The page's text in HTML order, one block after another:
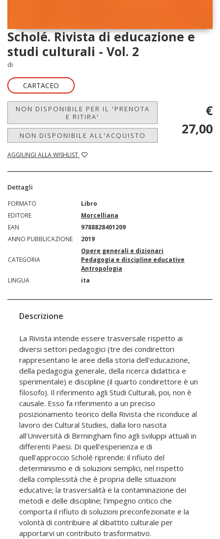
Scholé. Rivista di educazione e
studi culturali - Vol. 2
di
CARTACEO
NON DISPONIBILE PER IL 'PRENOTA
E RITIRA'
NON DISPONIBILE ALL'ACQUISTO
AGGIUNGI ALLA WISHLIST
€
27,00
Dettagli
FORMATO
Libro
EDITORE
Morcelliana
EAN
9788828401209
ANNO PUBBLICAZIONE
2019
CATEGORIA
Opere generali e dizionari
Pedagogia e discipline educative
Antropologia
LINGUA
ita
Descrizione
La Rivista intende essere trasversale rispetto ai
diversi settori pedagogici (tre dei condirettori
rappresentano le aree della storia dell'educazione,
della pedagogia generale, della ricerca didattica e
sperimentale) e discipline (il quarto condirettore è un
filosofo). Il riferimento agli Studi Culturali, poi, non è
causale. Esso fa riferimento a un preciso
posizionamento teorico della Rivista che riconduce al
lavoro dei Cultural Studies, dalla loro nascita
all'Università di Birmingham fino agli sviluppi attuali in
differenti Paesi. Di quell'esperienza e di
quell'approccio Scholé riprende: il rifiuto del
determinismo e di soluzioni semplici, nel rispetto
della complessità che è propria delle situazioni
educative; la trasversalità e la contaminazione dei
metodi e delle discipline; l'impegno critico che
comporta il rifiuto di soluzioni preconfezionate e la
volontà di contribuire al dibattito culturale per
apportarvi un contributo trasformativo.